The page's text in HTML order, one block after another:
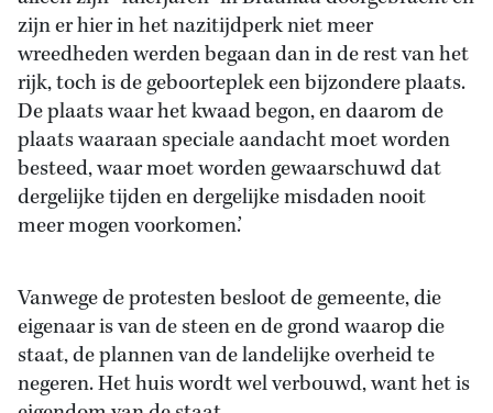
zijn er hier in het nazitijdperk niet meer
wreedheden werden begaan dan in de rest van het
rijk, toch is de geboorteplek een bijzondere plaats.
De plaats waar het kwaad begon, en daarom de
plaats waaraan speciale aandacht moet worden
besteed, waar moet worden gewaarschuwd dat
dergelijke tijden en dergelijke misdaden nooit
meer mogen voorkomen.’
Vanwege de protesten besloot de gemeente, die
eigenaar is van de steen en de grond waarop die
staat, de plannen van de landelijke overheid te
negeren. Het huis wordt wel verbouwd, want het is